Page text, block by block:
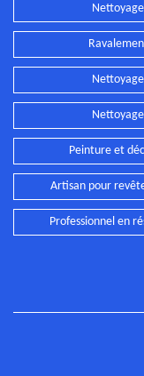
Peinture et
Artisan pour
Professionnel en